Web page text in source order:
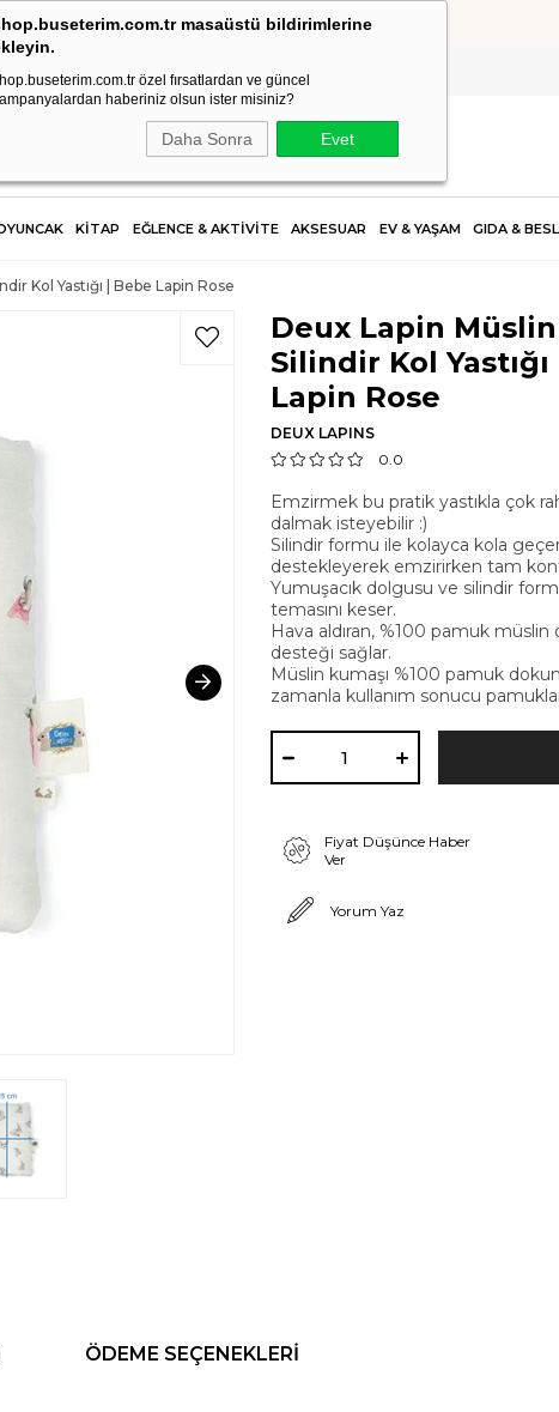
masaüstü bildirimlerine
özel fırsatlardan ve güncel
haberiniz olsun ister misiniz?
Daha Sonra Evet
HIZLI KARGO
KİTAP EĞLENCE & AKTİVİTE AKSESUAR EV & YAŞAM GIDA &
Kol Yastığı | Bebe Lapin Rose
Deux Lapin
Silindir Kol
Lapin Rose
DEUX LAPINS
0.0
Emzirmek bu pratik yastıkla çok
dalmak isteyebilir :)
Silindir formu ile kolayca kola
destekleyerek emzirirken tam
Yumuşacık dolgusu ve silindir
temasını keser.
Hava aldıran, %100 pamuk
desteği sağlar.
Müslin kumaşı %100 pamuk
zamanla kullanım sonucu
Fiyat Düşünce Haber
Ver
Yorum Yaz
ÖDEME SEÇENEKLERI